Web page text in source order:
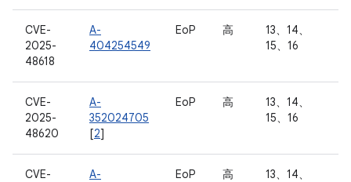
CVE-
2025-
48618
A-
404254549
EoP 高
13、14、
15、16
CVE-
2025-
48620
A-
352024705
[2]
EoP 高
13、14、
15、16
CVE-
A-
EoP 高
13、14、